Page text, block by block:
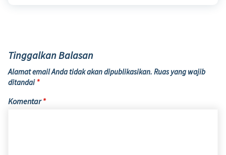
Tinggalkan Balasan
Alamat email Anda tidak akan dipublikasikan. Ruas yang wajib
ditandai *
Komentar*